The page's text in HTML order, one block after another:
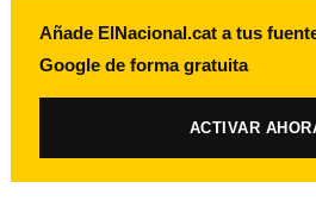
Añade ElNacional.cat a tus
Google de forma gratuita
ACTIVAR